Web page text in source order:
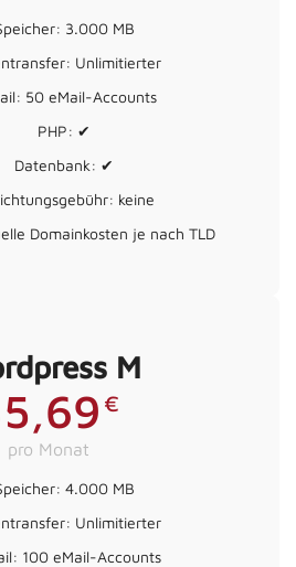
3.000 MB
Unlimitierter
50 eMail-Accounts
PHP: ✔
Datenbank: ✔
keine
Domainkosten je nach TLD
M
€
pro Monat
4.000 MB
Unlimitierter
100 eMail-Accounts